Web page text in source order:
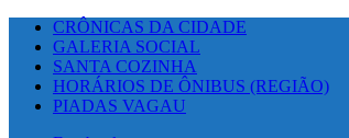
CRÔNICAS DA CIDADE
GALERIA SOCIAL
SANTA COZINHA
HORÁRIOS DE ÔNIBUS (REGIÃO)
PIADAS VAGAU